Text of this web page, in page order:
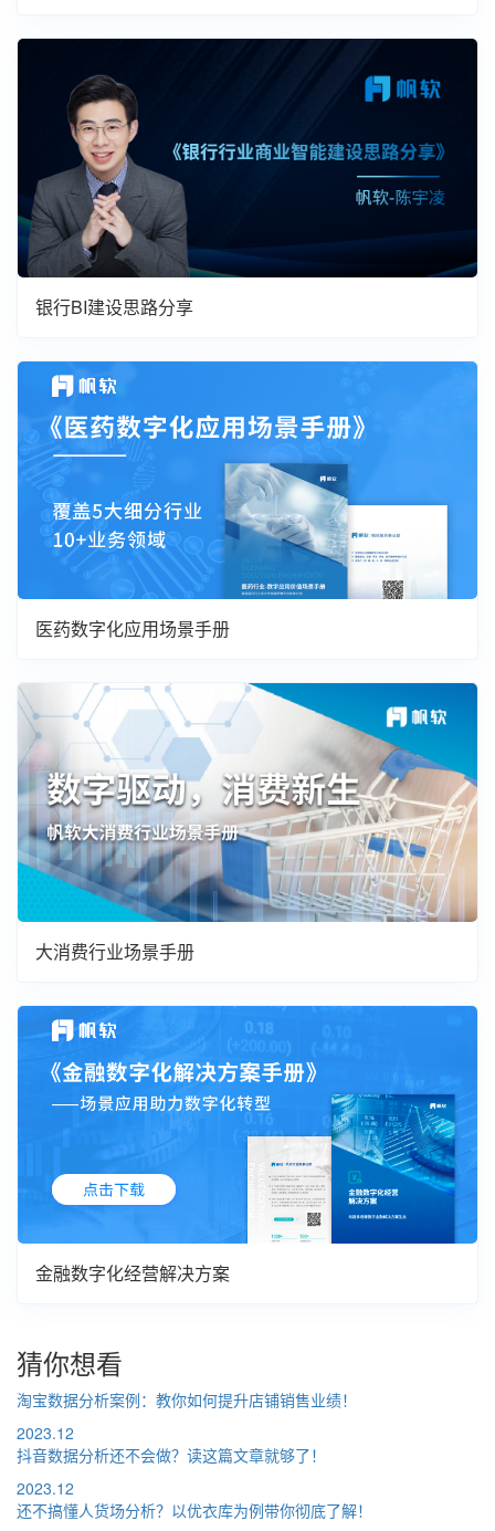
银行BI建设思路分享
医药数字化应用场景手册
大消费行业场景手册
金融数字化经营解决方案
猜你想看
淘宝数据分析案例：教你如何提升店铺销售业绩！
2023.12
抖音数据分析还不会做？读这篇文章就够了！
2023.12
还不搞懂人货场分析？以优衣库为例带你彻底了解！